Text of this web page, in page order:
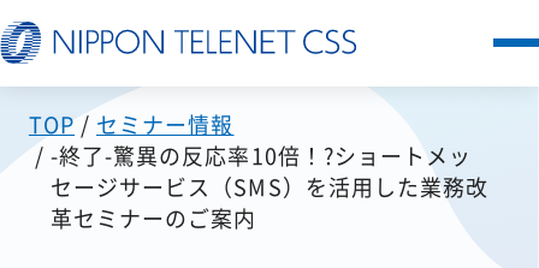
サービス一覧
日本テレネットの強み
TOP
セミナー情報
-終了-驚異の反応率10倍！?ショートメッ
セージサービス（SMS）を活用した業務改
革セミナーのご案内